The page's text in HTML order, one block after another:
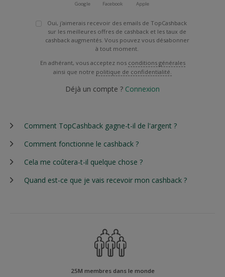
Google Facebook Apple
Oui, j'aimerais recevoir des emails de TopCashback
sur les meilleures offres de cashback et les taux de
cashback augmentés. Vous pouvez vous désabonner
à tout moment.
En adhérant, vous acceptez nos conditions générales
ainsi que notre politique de confidentialité.
Déjà un compte ? Connexion
Comment TopCashback gagne-t-il de l'argent ?
Comment fonctionne le cashback ?
Cela me coûtera-t-il quelque chose ?
Quand est-ce que je vais recevoir mon cashback ?
25M membres dans le monde